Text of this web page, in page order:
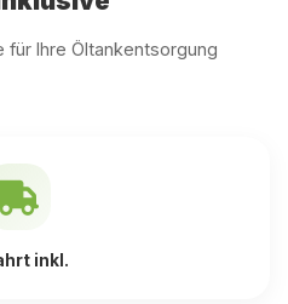
für Ihre Öltankentsorgung
inkl.